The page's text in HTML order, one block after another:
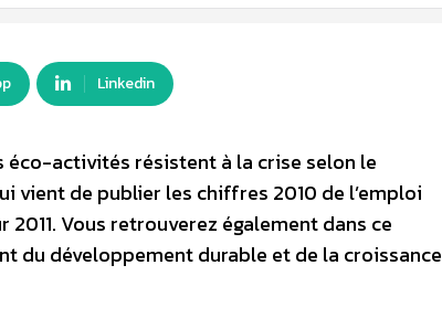
Linkedin
éco-activités résistent à la crise selon le
vient de publier les chiffres 2010 de l’emploi
Vous retrouverez également dans ce
du développement durable et de la croissance